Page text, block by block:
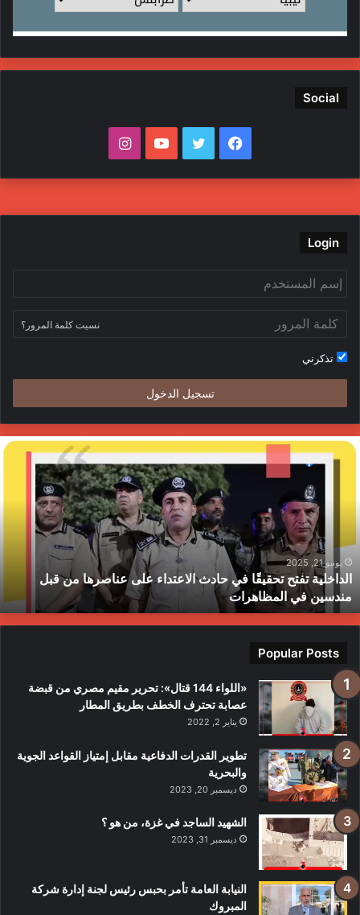
Social
فيسبوك تويتر يوتيوبانستقرام
Login
نسيت كلمة المرور؟
تذكرني
تسجيل الدخول
الداخلية
على
عناصرها
من
قبل
مندسين
في
المظاهرات
يونيو 21, 2025
الداخلية تفتح تحقيقًا في حادث الاعتداء على عناصرها من قبل
مندسين في المظاهرات
Popular Posts
«اللواء 144 قتال»: تحرير مقيم مصري من قبضة
عصابة تحترف الخطف بطريق المطار
يناير 2, 2022
تطوير القدرات الدفاعية مقابل إمتياز القواعد الجوية
والبحرية
ديسمبر 20, 2023
الشهيد الساجد في غزة، من هو ؟
ديسمبر 31, 2023
النيابة العامة تأمر بحبس رئيس لجنة إدارة شركة
المبروك